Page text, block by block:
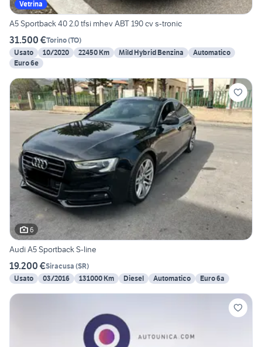
Vetrina
A5 Sportback 40 2.0 tfsi mhev ABT 190 cv s-tronic
31.500 €Torino(TO)
Usato
10/2020 22450 Km Mild Hybrid Benzina
Automatico
Euro 6e
6
Audi A5 Sportback S-line
19.200 €Siracusa (SR)
Usato
03/2016 131000 Km Diesel Automatico Euro 6a